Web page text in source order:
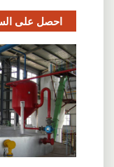
احصل على